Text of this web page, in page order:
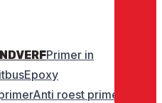
Primer in
Epoxy
Anti roest primer